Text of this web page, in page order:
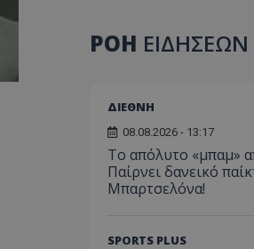
ΡΟΗ ΕΙΔΗΣΕΩΝ
ΔΙΕΘΝΗ
08.08.2026 - 13:17
Το απόλυτο «μπαμ»
Παίρνει δανεικό
Μπαρτσελόνα!
SPORTS PLUS